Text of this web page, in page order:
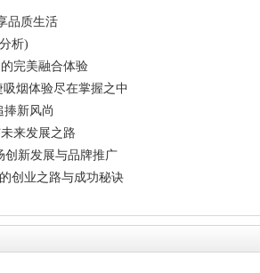
品质生活
析)
完美融合体验
烟体验尽在掌握之中
新风尚
来发展之路
创新发展与品牌推广
创业之路与成功秘诀